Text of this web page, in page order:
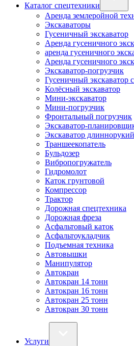
Каталог спецтехники
Аренда землеройной
Экскаваторы
Гусеничный экскаватор
Аренда гусеничного
аренда гусеничного
Аренда гусеничного
Экскаватор-погрузчик
Гусеничный экскаватор
Колёсный экскаватор
Мини-экскаватор
Мини-погрузчик
Фронтальный погрузчик
Экскаватор-
Экскаватор длиннорукий
Траншеекопатель
Бульдозер
Вибропогружатель
Гидромолот
Каток грунтовой
Компрессор
Трактор
Дорожная спецтехника
Дорожная фреза
Асфальтовый каток
Асфальтоукладчик
Подъемная техника
Автовышки
Манипулятор
Автокран
Автокран 14 тонн
Автокран 16 тонн
Автокран 25 тонн
Автокран 30 тонн
Услуги